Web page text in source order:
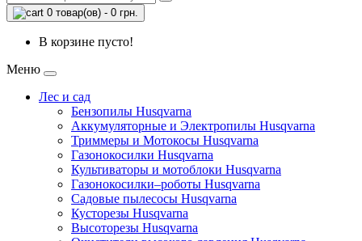
0 товар(ов) - 0 грн.
В корзине пусто!
Меню
Лес и сад
Бензопилы Husqvarna
Аккумуляторные и Электропилы Нusqvarna
Триммеры и Мотокосы Нusqvarna
Газонокосилки Husqvarna
Культиваторы и мотоблоки Husqvarna
Газонокосилки–роботы Husqvarna
Садовые пылесосы Husqvarna
Кусторезы Husqvarna
Высоторезы Husqvarna